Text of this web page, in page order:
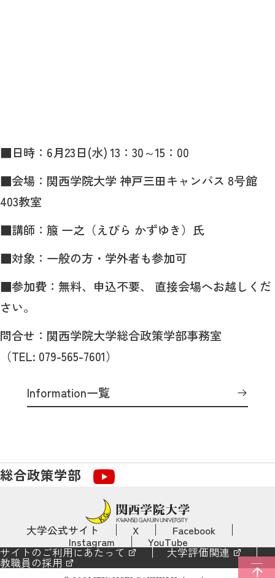
■日時：6月23日(水) 13：30～15：00
■会場：関西学院大学 神戸三田キャンパス 8号館
403教室
■講師：箙 一之（えびら かずゆき）氏
■対象：一般の方・学外者も参加可
■参加費：無料、申込不要、 直接会場へお越しくだ
さい。
問合せ：関西学院大学総合政策学部事務室
（TEL: 079-565-7601）
Information一覧
総合政策学部
大学公式サイト X Facebook
Instagram YouTube
サイトのご利用にあたって 大学評価関連
教職員の採用